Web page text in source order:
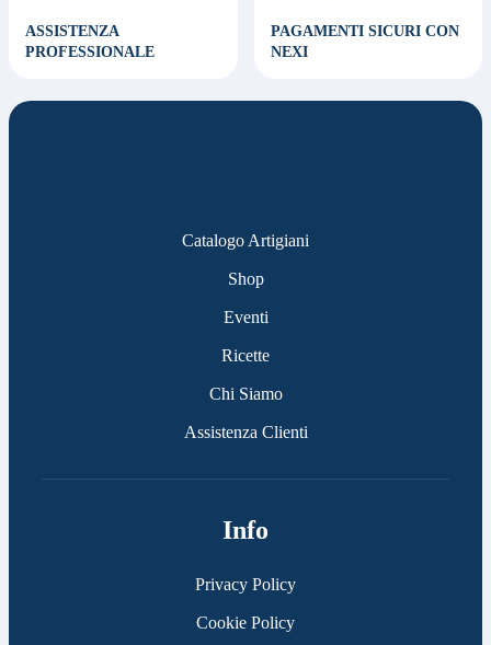
ASSISTENZA
PROFESSIONALE
PAGAMENTI SICURI CON
NEXI
Catalogo Artigiani
Shop
Eventi
Ricette
Chi Siamo
Assistenza Clienti
Info
Privacy Policy
Cookie Policy